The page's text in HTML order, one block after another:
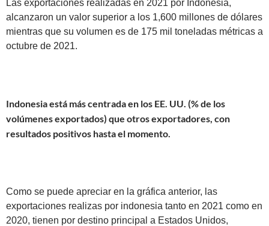
Las exportaciones realizadas en 2021 por Indonesia,
alcanzaron un valor superior a los 1,600 millones de dólares
mientras que su volumen es de 175 mil toneladas métricas a
octubre de 2021.
Indonesia está más centrada en los EE. UU. (% de los
volúmenes exportados) que otros exportadores, con
resultados positivos hasta el momento.
Como se puede apreciar en la gráfica anterior, las
exportaciones realizas por indonesia tanto en 2021 como en
2020, tienen por destino principal a Estados Unidos,